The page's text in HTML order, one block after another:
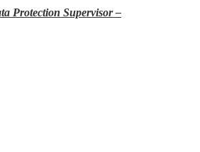
Protection Supervisor –